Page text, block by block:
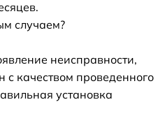
случаем?
неисправности,
качеством проведенного
установка